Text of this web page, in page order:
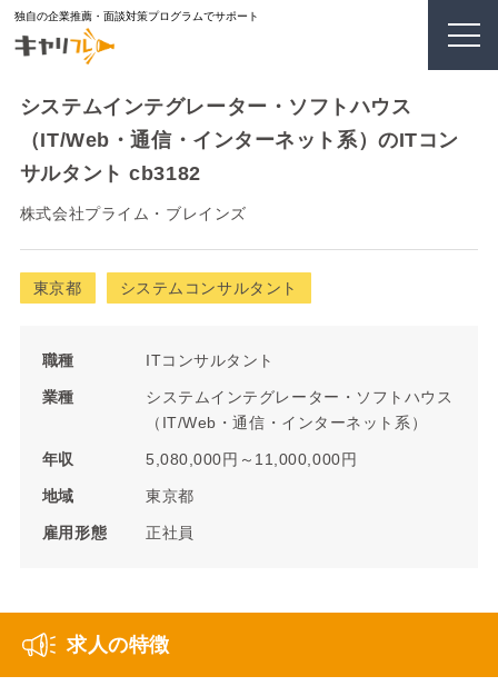
独自の企業推薦・面談対策プログラムでサポート
システムインテグレーター・ソフトハウス
（IT/Web・通信・インターネット系）のITコン
サルタント cb3182
株式会社プライム・ブレインズ
東京都 システムコンサルタント
職種 ITコンサルタント
業種
システムインテグレーター・ソフトハウス
（IT/Web・通信・インターネット系）
年収 5,080,000円～11,000,000円
地域 東京都
雇用形態 正社員
求人の特徴